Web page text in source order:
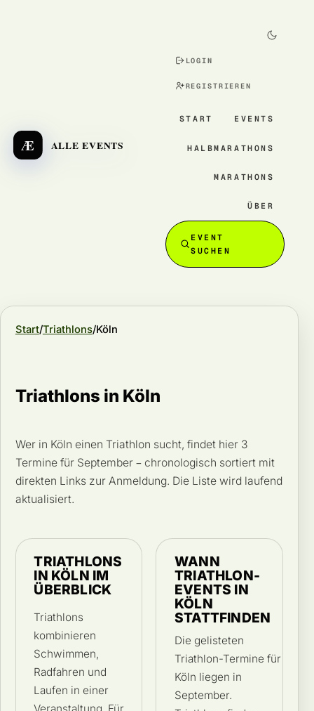
Æ ALLE EVENTS
LOGIN
REGISTRIEREN
START EVENTS
HALBMARATHONS
MARATHONS
ÜBER
EVENT
SUCHEN
Start Triathlons Köln
Triathlons in Köln
Wer in Köln einen Triathlon sucht, findet hier 3
Termine für September – chronologisch sortiert mit
direkten Links zur Anmeldung. Die Liste wird laufend
aktualisiert.
TRIATHLONS
IN KÖLN IM
ÜBERBLICK
Triathlons
kombinieren
Schwimmen,
Radfahren und
Laufen in einer
Veranstaltung. Für
WANN
TRIATHLON-
EVENTS IN
KÖLN
STATTFINDEN
Die gelisteten
Triathlon-Termine für
Köln liegen in
September.